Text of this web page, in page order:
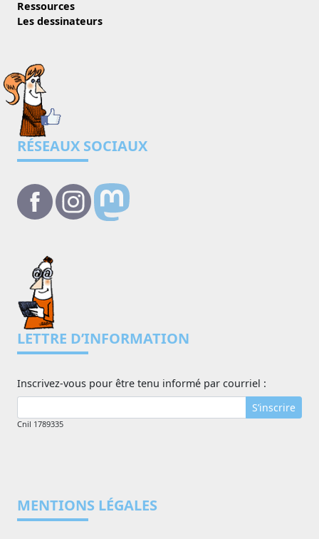
Ressources
Les dessinateurs
RÉSEAUX SOCIAUX
LETTRE D’INFORMATION
Inscrivez-vous pour être tenu informé par courriel :
S’inscrire
Cnil 1789335
MENTIONS LÉGALES